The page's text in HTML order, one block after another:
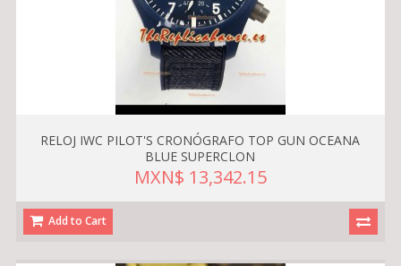
RELOJ IWC PILOT'S CRONÓGRAFO TOP GUN OCEANA
BLUE SUPERCLON
MXN$ 13,342.15
Add to Cart